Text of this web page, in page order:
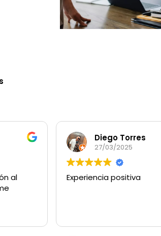
al
Diego Torres
27/03/2025
Experiencia positiva